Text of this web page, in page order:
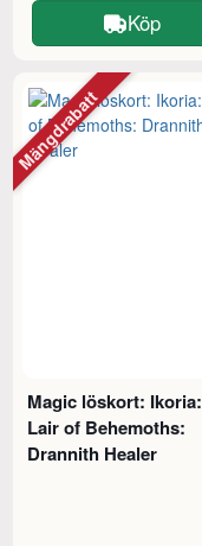
Köp
Magic löskort: Ikoria:
Lair of Behemoths:
Drannith Healer
Mängdrabatt